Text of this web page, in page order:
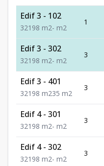
Edif 3 - 102
321 98 m2- m2
1
Edif 3 - 302
321 98 m2- m2
3
Edif 3 - 401
321 98 m235 m2
3
Edif 4 - 301
321 98 m2- m2
3
Edif 4 - 302
321 98 m2- m2
3